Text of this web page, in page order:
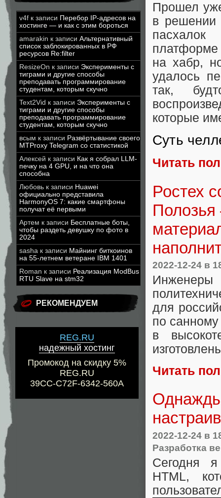
v4f к записи Перебор IP-адресов на
хостинге — и как с этим бороться
amarakin к записи Альтернативный
список заблокированных в РФ
ресурсов Re:filter
ResizeOn к записи Эксперименты с
тиграми и другие способы
преподавать программирование
студентам, которым скучно
Text2Vid к записи Эксперименты с
тиграми и другие способы
преподавать программирование
студентам, которым скучно
всым к записи Развёртывание своего
MTProxy Telegram со статистикой
Алексей к записи Как я собрал LLM-
печку на 4 GPU, и на что она
способна
Любовь к записи Huawei
официально представила
HarmonyOS 7: какие смартфоны
получат её первыми
Артем к записи Бесплатные боты,
чтобы раздеть девушку по фото в
2024
sasha к записи Майнинг биткоинов
на 55-летнем ветеране IBM 1401
Roman к записи Реализация ModBus
RTU Slave на stm32
РЕКОМЕНДУЕМ
REG.RU
надежный хостинг
Промокод на скидку 5%
REG.RU
39CC-C72F-6342-560A
Прошел
в решении
на хабр,
удалось
так,
которые
Суть
Читать
Ростех
Полозья
2022-12-24 в
для
по
в
Читать
2022-12-24 в
Разработка
Сегодня
HTML,